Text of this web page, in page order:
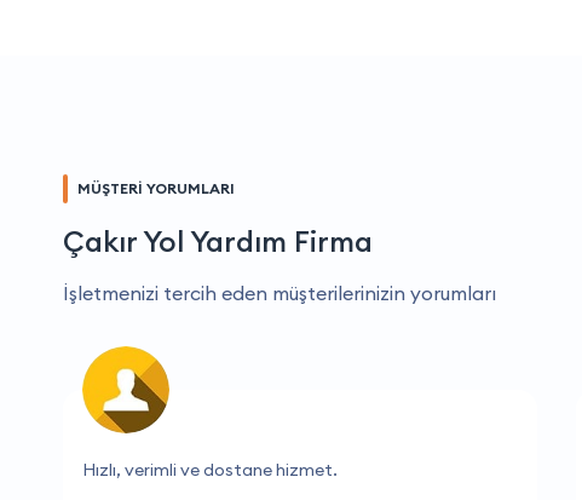
MÜŞTERİ YORUMLARI
Çakır Yol Yardım Firma
İşletmenizi tercih eden müşterilerinizin yorumları
Her zaman doğru zamanlama ve mükemmel hizmet.